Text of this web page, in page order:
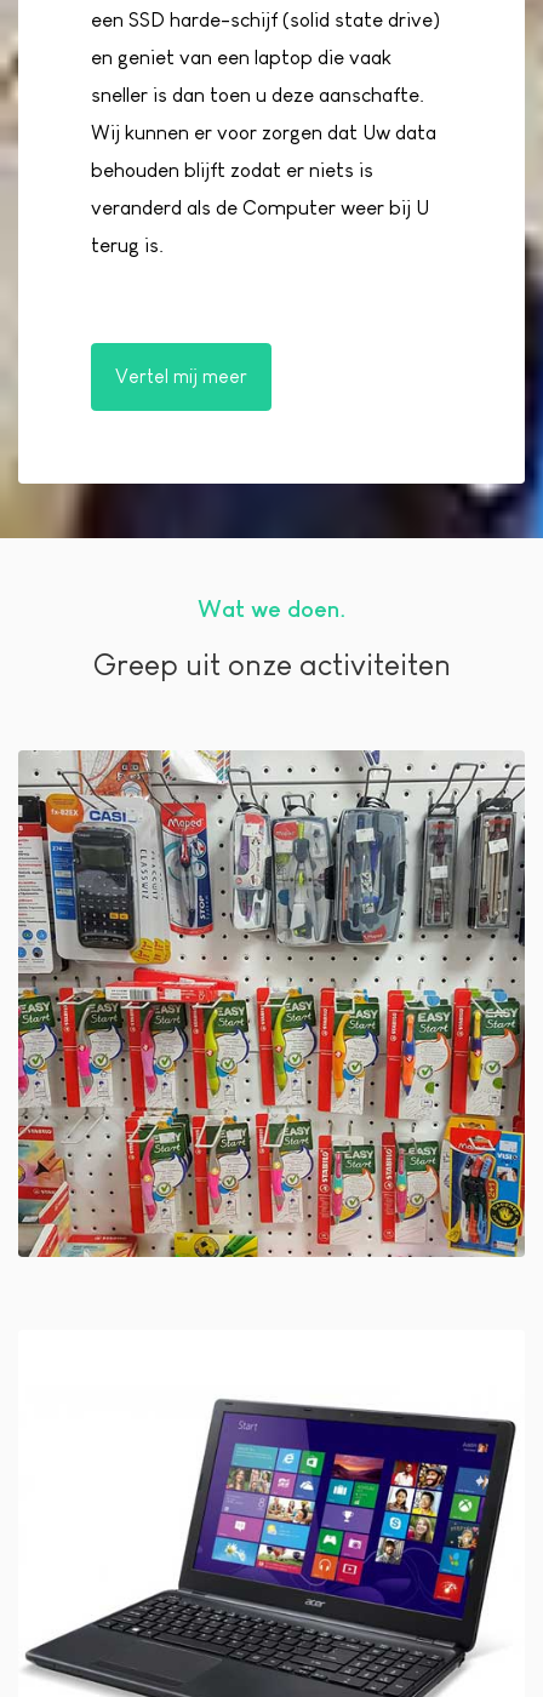
een SSD harde-schijf (solid state drive)
en geniet van een laptop die vaak
sneller is dan toen u deze aanschafte.
Wij kunnen er voor zorgen dat Uw data
behouden blijft zodat er niets is
veranderd als de Computer weer bij U
terug is.
Vertel mij meer
Wat we doen
Greep uit onze activiteiten